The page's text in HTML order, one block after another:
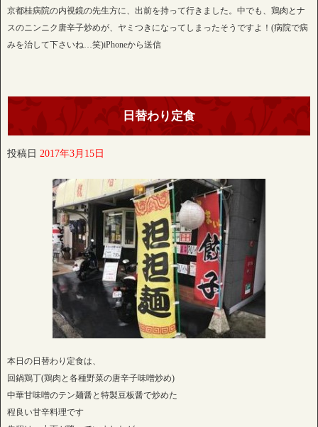
京都桂病院の内視鏡の先生方に、出前を持って行きました。中でも、鶏肉とナ
スのニンニク唐辛子炒めが、ヤミつきになってしまったそうですよ！(病院で病
みを治して下さいね…笑)iPhoneから送信
日替わり定食
投稿日 2017年3月15日
本日の日替わり定食は、
回鍋鶏丁(鶏肉と各種野菜の唐辛子味噌炒め)
中華甘味噌のテン麺醤と特製豆板醤で炒めた
程良い甘辛料理です